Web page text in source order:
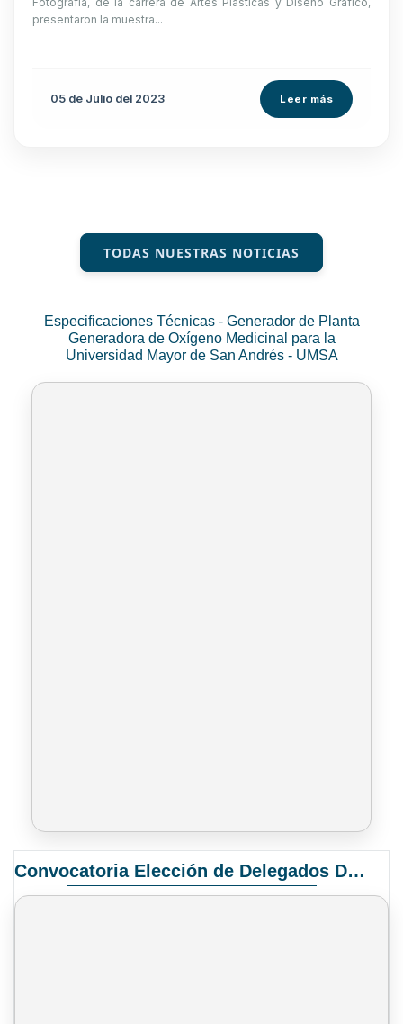
presentaron la muestra...
05 de Julio del 2023 Leer más
TODAS NUESTRAS NOTICIAS
Especificaciones Técnicas - Generador de Planta
Generadora de Oxígeno Medicinal para la
Universidad Mayor de San Andrés - UMSA
Convocatoria Elección de Delegados Docentes para el XIV Congreso Nacional de Universidades